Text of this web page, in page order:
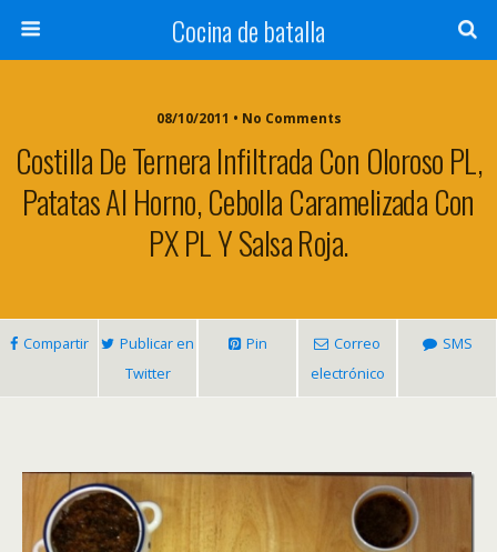
Cocina de batalla
08/10/2011 • No Comments
Costilla De Ternera Infiltrada Con Oloroso PL,
Patatas Al Horno, Cebolla Caramelizada Con
PX PL Y Salsa Roja.
Compartir
Publicar en
Twitter
Pin
Correo
electrónico
SMS